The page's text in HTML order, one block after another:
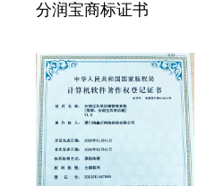
分润宝商标证书